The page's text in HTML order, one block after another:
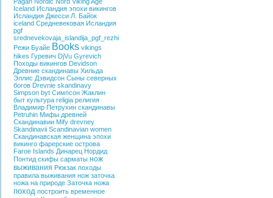
Iceland Исландия эпохи викингов
Исландия Джесси Л. Байок
iceland Средневековая Исландия
pgf
srednevekovaja_islandija_pgf_rezhi
Режи Буайе Books vikings
hikes Гуревич DjVu Gyrevich
Походы викингов Devidson
Древние скандинавы Хильда
Эллис Дэвидсон Сыны северных
богов Drevnie skandinavy
Simpson byt Симпсон Жаклин
быт культура religia религия
Владимир Петрухин скандинавы
Petruhin Мифы древней
Скандинавии Mify drevney
Skandinavii Scandinavian women
Скандинавская женщина эпохи
викинго фарерские острова
Faroe Islands Динарец Нордид
Понтид скифы сарматы нож
выживания Рюкзак походы
правила выживания нож заточка
ножа на природе Заточка ножа
поход построить временное